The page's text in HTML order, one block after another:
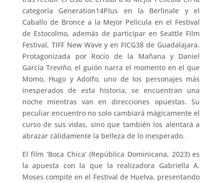
categoría Generation14Plus en la Berlinale y el
Caballo de Bronce a la Mejor Película en el Festival
de Estocolmo, además de participar en Seattle Film
Festival, TIFF New Wave y en FICG38 de Guadalajara.
Protagonizada por Rocío de la Mañana y Daniel
García Treviño, el guión narra el momento en el que
Momo, Hugo y Adolfo, uno de los personajes más
inesperados de esta historia, se encuentran una
noche mientras van en direcciones opuestas. Su
peculiar encuentro no solo cambiará mágicamente el
curso de sus vidas, sino que también los alentará a
abrazar cálidamente la belleza de lo inesperado.
El film ‘Boca Chica’ (República Dominicana, 2023) es
la apuesta con la que la realizadora Gabriella A.
Moses compite en el Festival de Huelva, presentando